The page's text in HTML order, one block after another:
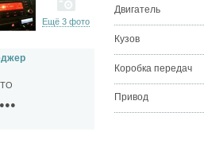
Ещё 3 фото
Двигатель
Кузов
Коробка передач
Привод